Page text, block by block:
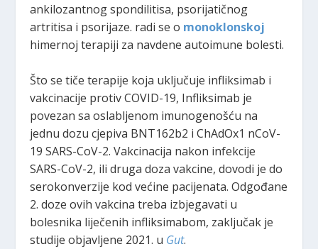
ankilozantnog spondilitisa, psorijatičnog
artritisa i psorijaze. radi se o monoklonskoj
himernoj terapiji za navdene autoimune bolesti.
Što se tiče terapije koja uključuje infliksimab i
vakcinacije protiv COVID-19, Infliksimab je
povezan sa oslabljenom imunogenošću na
jednu dozu cjepiva BNT162b2 i ChAdOx1 nCoV-
19 SARS-CoV-2. Vakcinacija nakon infekcije
SARS-CoV-2, ili druga doza vakcine, dovodi je do
serokonverzije kod većine pacijenata. Odgođane
2. doze ovih vakcina treba izbjegavati u
bolesnika liječenih infliksimabom, zaključak je
studije objavljene 2021. u Gut.